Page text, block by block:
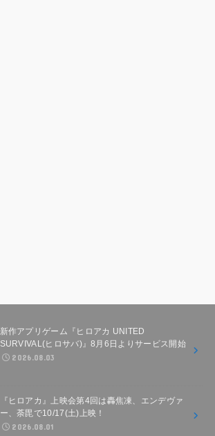
新作アプリゲーム『ヒロアカ UNITED
SURVIVAL(ヒロサバ)』8月6日よりサービス開始
2026.08.03
『ヒロアカ』上映会第4回は轟焦凍、エンデヴァ
ー、荼毘で10/17(土)上映！
2026.08.01